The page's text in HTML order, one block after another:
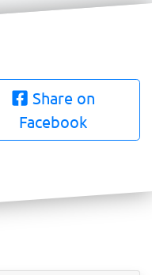
Share on
Facebook